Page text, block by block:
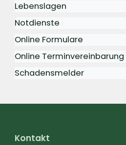
Lebenslagen
Notdienste
Online Formulare
Online Terminvereinbarung
Schadensmelder
Kontakt